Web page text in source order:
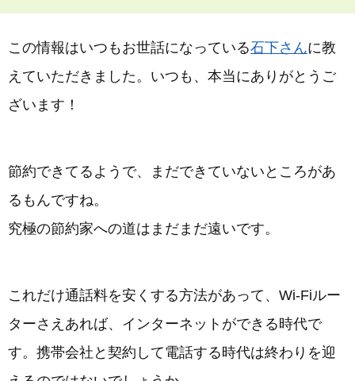
この情報はいつもお世話になっている石下さんに教
えていただきました。いつも、本当にありがとうご
ざいます！
節約できてるようで、まだできていないところがあ
るもんですね。
究極の節約家への道はまだまだ遠いです。
これだけ通話料を安くする方法があって、Wi-Fiルー
ターさえあれば、インターネットができる時代で
す。携帯会社と契約して電話する時代は終わりを迎